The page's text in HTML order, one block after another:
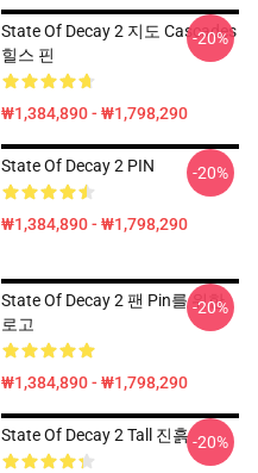
State Of Decay 2 지도 Cascades
힐스 핀
₩1,384,890 - ₩1,798,290
-20%
State Of Decay 2 PIN
₩1,384,890 - ₩1,798,290
-20%
State Of Decay 2 팬 Pin를 위한
로고
₩1,384,890 - ₩1,798,290
-20%
State Of Decay 2 Tall 진흙-20%